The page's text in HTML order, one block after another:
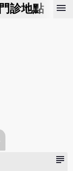
門診地點 預
menu
subject